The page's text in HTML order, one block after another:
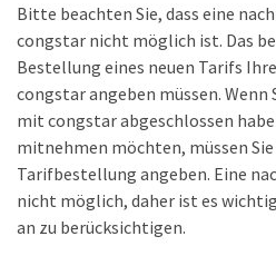
lokale
internationale
MOST
Bitte beachten Sie, dass eine
congstar nicht möglich ist. Das
Bestellung eines neuen Tarifs
congstar angeben müssen. Wenn
mit congstar abgeschlossen
mitnehmen möchten, müssen
Tarifbestellung angeben. Eine
nicht möglich, daher ist es
an zu berücksichtigen.